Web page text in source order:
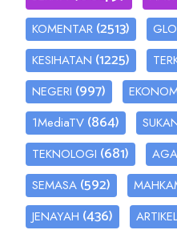
KOMENTAR (2513)
KESIHATAN (1225)
NEGERI (997)
1MediaTV (864)
TEKNOLOGI (681)
SEMASA (592)
JENAYAH (436) ARTIKEL